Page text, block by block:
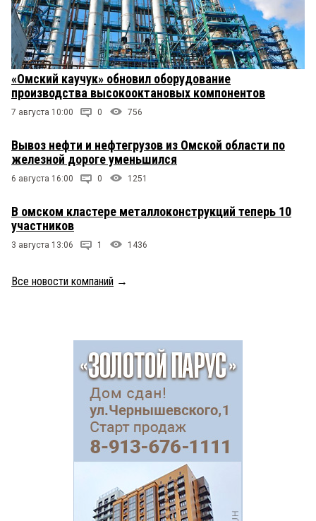
«Омский каучук» обновил оборудование
производства высокооктановых компонентов
7 августа 10:00 0 756
Вывоз нефти и нефтегрузов из Омской области по
железной дороге уменьшился
6 августа 16:00 0 1251
В омском кластере металлоконструкций теперь 10
участников
3 августа 13:06 1 1436
Все новости компаний →